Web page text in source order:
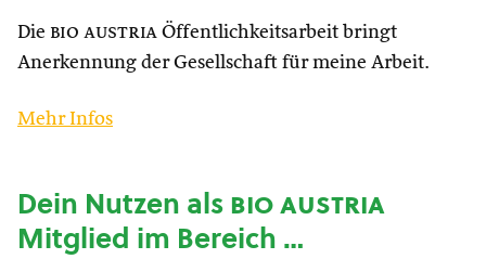
Die bio austria Öffentlichkeitsarbeit bringt
Anerkennung der Gesellschaft für meine Arbeit.
Mehr Infos
Dein Nutzen alsbio austria
Mitglied im Bereich …